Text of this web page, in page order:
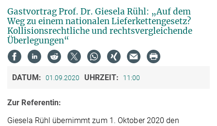
Gastvortrag Prof. Dr. Giesela Rühl: „Auf dem
Weg zu einem nationalen Lieferkettengesetz?
Kollisionsrechtliche und rechtsvergleichende
Überlegungen“
DATUM: 01.09.2020 UHRZEIT: 11:00
Zur Referentin:
Giesela Rühl übernimmt zum 1. Oktober 2020 den